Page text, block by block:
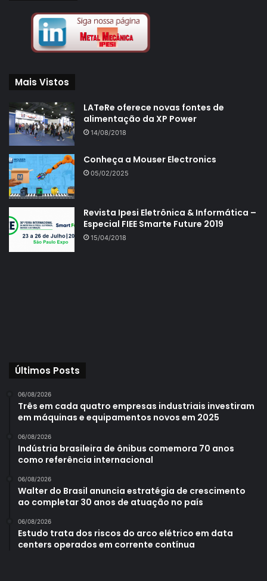
Mais Vistos
LATeRe oferece novas fontes de
alimentação da XP Power
14/08/2018
Conheça a Mouser Electronics
05/02/2025
Revista Ipesi Eletrônica & Informática –
Especial FIEE Smarte Future 2019
15/04/2018
Últimos Posts
06/08/2026
Três em cada quatro empresas industriais investiram
em máquinas e equipamentos novos em 2025
06/08/2026
Indústria brasileira de ônibus comemora 70 anos
como referência internacional
06/08/2026
Walter do Brasil anuncia estratégia de crescimento
ao completar 30 anos de atuação no país
06/08/2026
Estudo trata dos riscos do arco elétrico em data
centers operados em corrente contínua